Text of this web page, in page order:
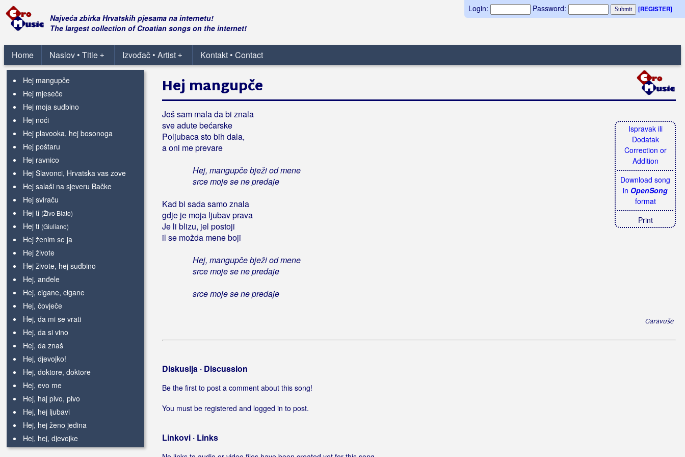
Login: Password: [REGISTER]
Najveća zbirka Hrvatskih pjesama na internetu!
The largest collection of Croatian songs on the internet!
Home +
Naslov • Title +
Izvođač • Artist Kontakt • Contact
Hej ljubavi stara
Hej ljubavi u dalekom gradu
Hej mala opala
Hej mali
Hej mangupče
Hej mjeseče
Hej moja sudbino
Hej noći
Hej plavooka, hej bosonoga
Hej poštaru
Hej ravnico
Hej Slavonci, Hrvatska vas zove
Hej salaši na sjeveru Bačke
Hej sviraču
Hej ti (Živo Blato)
Hej ti (Giuliano)
Hej ženim se ja
Hej živote
Hej živote, hej sudbino
Hej, anđele
Hej, cigane, cigane
Hej, čovječe
Hej, da mi se vrati
Hej, da si vino
Hej, da znaš
Hej, djevojko!
Hej, doktore, doktore
Hej, evo me
Hej, haj pivo, pivo
Hej, hej ljubavi
Hej, hej ženo jedina
Hej, hej, djevojke
Hej, hej, mama
Ispravak ili
Dodatak
Correction or
Addition
Download song
in OpenSong
format
Print
Hej mangupče
Još sam mala da bi znala
sve adute bećarske
Poljubaca sto bih dala,
a oni me prevare
Hej, mangupče bježi od mene
srce moje se ne predaje
Kad bi sada samo znala
gdje je moja ljubav prava
Je li blizu, jel postoji
il se možda mene boji
Hej, mangupče bježi od mene
srce moje se ne predaje
srce moje se ne predaje
Garavuše
Diskusija · Discussion
Be the first to post a comment about this song!
You must be registered and logged in to post.
Linkovi · Links